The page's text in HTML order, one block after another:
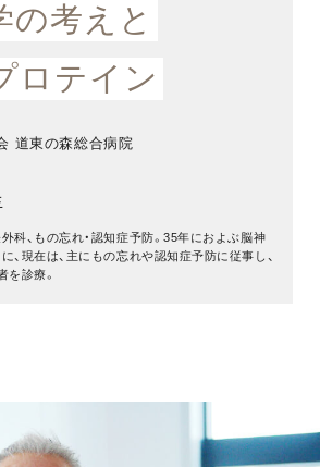
の考えと
ロテイン
道東の森総合病院
科、もの忘れ・認知症予防。35年におよぶ脳神
、現在は、主にもの忘れや認知症予防に従事し、
を診療。